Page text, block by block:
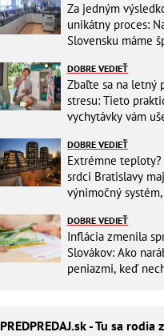
Za jedným
unikátny proces:
Slovensku máme
DOBRE VEDIEŤ
Zbaľte sa na letný
stresu: Tieto
vychytávky vám
DOBRE VEDIEŤ
Extrémne
srdci Bratislavy
výnimočný
DOBRE VEDIEŤ
Inflácia zmenila
Slovákov: Ako
peniazmi, keď
PREDPREDAJ.sk - Tu sa rodia